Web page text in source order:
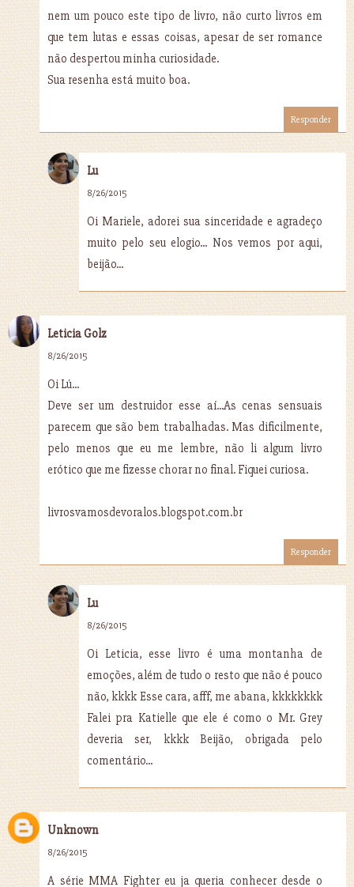
nem um pouco este tipo de livro, não curto livros em
que tem lutas e essas coisas, apesar de ser romance
não despertou minha curiosidade.
Sua resenha está muito boa.
Responder
Lu
8/26/2015
Oi Mariele, adorei sua sinceridade e agradeço
muito pelo seu elogio... Nos vemos por aqui,
beijão...
Leticia Golz
8/26/2015
Oi Lú...
Deve ser um destruidor esse aí...As cenas sensuais
parecem que são bem trabalhadas. Mas dificilmente,
pelo menos que eu me lembre, não li algum livro
erótico que me fizesse chorar no final. Fiquei curiosa.
livrosvamosdevoralos.blogspot.com.br
Responder
Lu
8/26/2015
Oi Leticia, esse livro é uma montanha de
emoções, além de tudo o resto que não é pouco
não, kkkk Esse cara, afff, me abana, kkkkkkkk
Falei pra Katielle que ele é como o Mr. Grey
deveria ser, kkkk Beijão, obrigada pelo
comentário...
Unknown
8/26/2015
A série MMA Fighter eu ja queria conhecer desde o